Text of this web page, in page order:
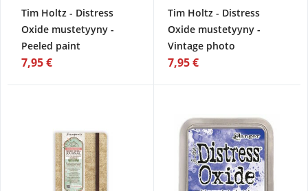
Tim Holtz - Distress
Oxide mustetyyny -
Peeled paint
7,95 €
Tim Holtz - Distress
Oxide mustetyyny -
Vintage photo
7,95 €